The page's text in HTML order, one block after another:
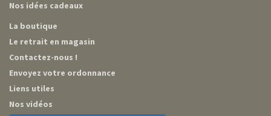
Nos idées cadeaux
La boutique
Le retrait en magasin
Contactez-nous !
Envoyez votre ordonnance
Liens utiles
Nos vidéos